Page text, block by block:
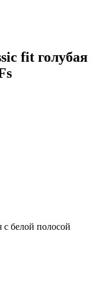
fit голубая
с белой полосой